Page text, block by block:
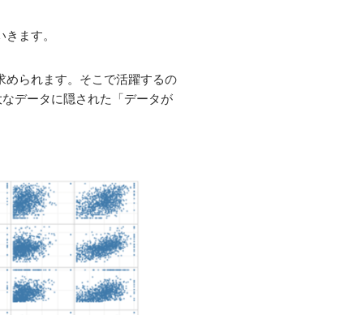
ます。
められます。そこで活躍するの
データに隠された「データが